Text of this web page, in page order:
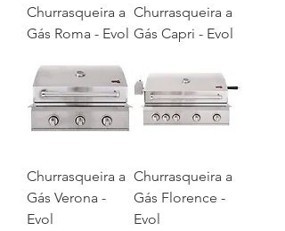
Churrasqueira a
Gás Roma - Evol
Churrasqueira a
Gás Capri - Evol
Churrasqueira a
Gás Verona -
Evol
Churrasqueira a
Gás Florence -
Evol